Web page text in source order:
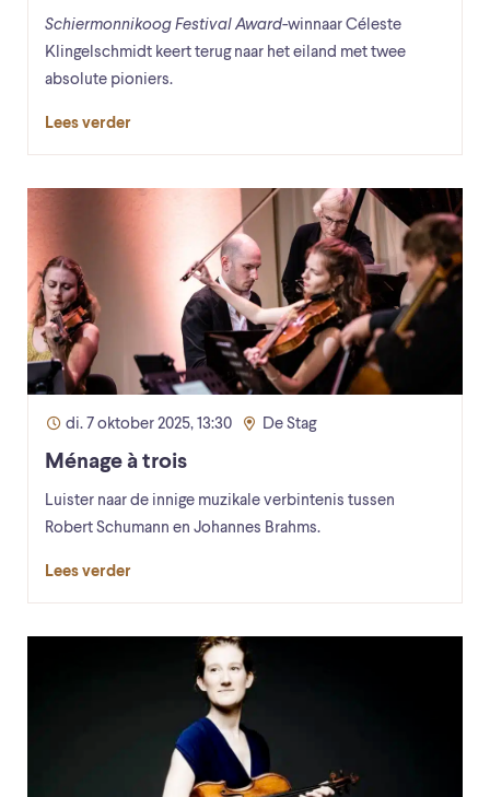
Schiermonnikoog Festival Award-winnaar Céleste
Klingelschmidt keert terug naar het eiland met twee
absolute pioniers.
Lees verder
di. 7 oktober 2025, 13:30 De Stag
Ménage à trois
Luister naar de innige muzikale verbintenis tussen
Robert Schumann en Johannes Brahms.
Lees verder